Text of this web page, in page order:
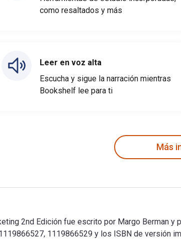
como resaltados y más
Leer en voz alta
Escucha y sigue la narración mientras
Bookshelf lee para ti
Más
2nd Edición fue escrito por Margo Berman
1119866529 y los ISBN de versión